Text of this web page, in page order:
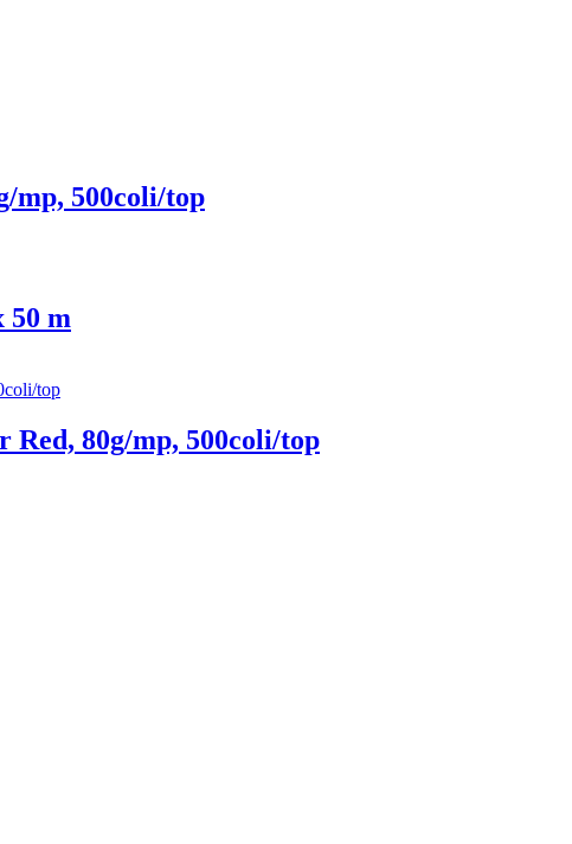
mp, 500coli/top
50 m
80g/mp, 500coli/top